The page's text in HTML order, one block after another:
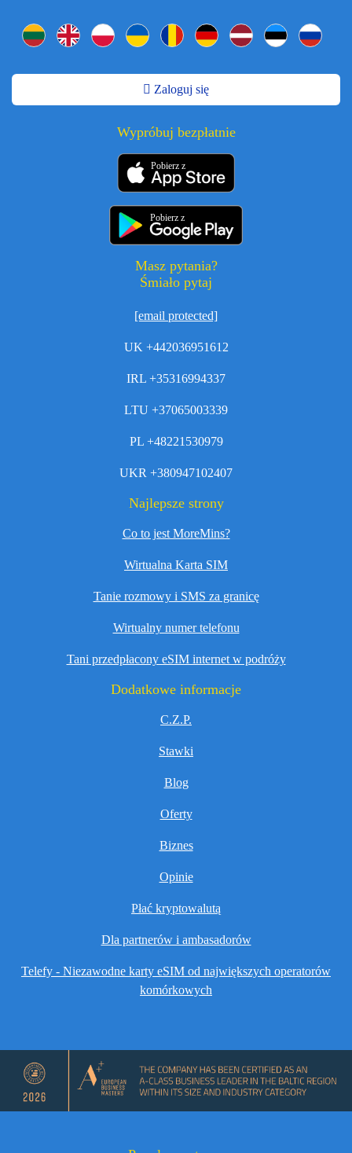
Zaloguj się
Wypróbuj bezpłatnie
Pobierz z
Pobierz z
Masz pytania?
Śmiało pytaj
[email protected]
UK +442036951612
IRL +35316994337
LTU +37065003339
PL +48221530979
UKR +380947102407
Najlepsze strony
Co to jest MoreMins?
Wirtualna Karta SIM
Tanie rozmowy i SMS za granicę
Wirtualny numer telefonu
Tani przedpłacony eSIM internet w podróży
Dodatkowe informacje
C.Z.P.
Stawki
Blog
Oferty
Biznes
Opinie
Płać kryptowalutą
Dla partnerów i ambasadorów
Telefy - Niezawodne karty eSIM od największych operatorów
komórkowych